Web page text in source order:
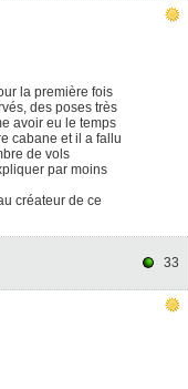
la première fois
des poses très
avoir eu le temps
cabane et il a fallu
de vols
par moins
créateur de ce
33